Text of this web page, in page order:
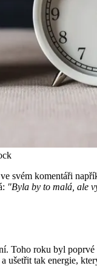
svém komentáři
"Byla by to malá, ale
Toho roku byl
ušetřit tak energie,